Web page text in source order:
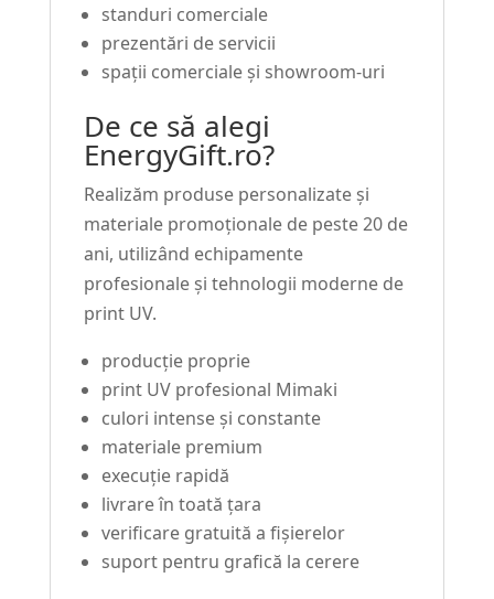
standuri comerciale
prezentări de servicii
spații comerciale și showroom-uri
De ce să alegi
EnergyGift.ro?
Realizăm produse personalizate și
materiale promoționale de peste 20 de
ani, utilizând echipamente
profesionale și tehnologii moderne de
print UV.
producție proprie
print UV profesional Mimaki
culori intense și constante
materiale premium
execuție rapidă
livrare în toată țara
verificare gratuită a fișierelor
suport pentru grafică la cerere